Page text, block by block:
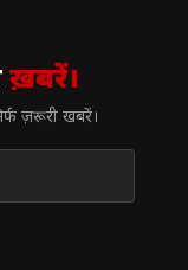
ख़बरें।
ज़रूरी खबरें।